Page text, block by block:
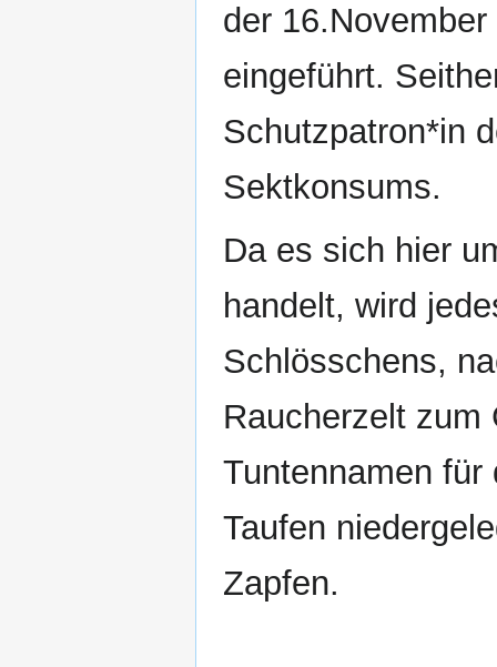
der
eingeführt.
Schutzpatron*in
Sektkonsums.
Da es sich hier
handelt, wird
Schlösschens,
Raucherzelt zum
Tuntennamen
Taufen
Zapfen.